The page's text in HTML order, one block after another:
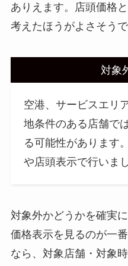
ありえます。店頭価格
考えたほうがよさそうで
対象
空港、サービスエリ
地条件のある店舗で
る可能性があります
や店頭表示で行いま
対象外かどうかを確実
価格表示を見るのが一
なら、対象店舗・対象